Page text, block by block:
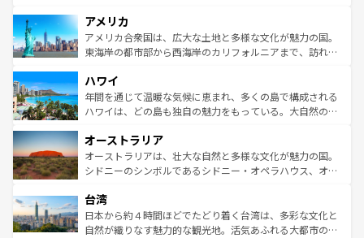
ンツ一覧を参照してほしい。
の建物がそのまま残る町や、スイスならではのユニークな
博物館もあり、アルプス観光だけでなく町歩きも満喫する
ことができる。国民の所得が高いため物価も高いが、旅行
ば市内交通費無料で観光を楽しむこともできる。 なお、新
着のスイス情報はコンテンツ一覧 を参照してほしい。
アメリカ
アメリカ合衆国は、広大な土地と多様な文化が魅力の国。
東海岸の都市部から西海岸のカリフォルニアまで、訪れる
のような巨大都市は、観光、ショッピング、エンターテイ
ンメントが詰まった刺激的なスポットだ。一方、アメリカ
西部には大自然が広がり、グランドキャニオンやイエロー
部のニューオーリンズでは、音楽と美食が融合した独特の
文化が魅力。旅行者はアメリカの各地域で異なる魅力を楽
しみながら、その多様性と豊かな歴史を感じることができ
ならではの贅沢な旅のスタイルだ。 なお、新着のアメリカ
情報はコンテンツ一覧を参照してほしい。
ハワイ
年間を通じて温暖な気候に恵まれ、多くの島で構成される
ハワイは、どの島も独自の魅力をもっている。大自然の神
ワイ島は見逃せない。また、定番の観光地といえばオアフ
島だが、静かな自然を求めるならマウイ島やカウアイ島が
おすすめ。エメラルドグリーンに輝く海をはじめ、豊かな
れるおもてなしの心で訪れる人々を迎えてくれるハワイの
人々、おいしいローカルフードやハワイアンミュージッ
ク、伝統的なフラダンスなど、すべてがハワイの魅力を彩
オーストラリア
オーストラリアは、壮大な自然と多様な文化が魅力の国。
シドニーのシンボルであるシドニー・オペラハウス、オー
リアリーフや大陸中央部にそびえるウルル（エアーズロッ
ク）、タスマニアの美しい原生林やケアンズの熱帯雨林な
ど、見どころがたくさん。また、カフェやワイン、オージ
台湾
日本から約４時間ほどでたどり着く台湾は、多彩な文化と
自然が織りなす魅力的な観光地。活気あふれる大都市の台